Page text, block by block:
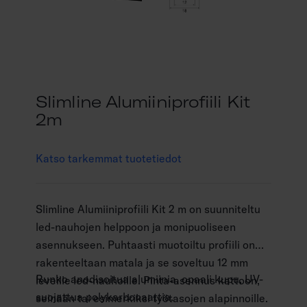
Slimline Alumiiniprofiili Kit
2m
Katso tarkemmat tuotetiedot
Slimline Alumiiniprofiili Kit 2 m on suunniteltu
led-nauhojen helppoon ja monipuoliseen
asennukseen. Puhtaasti muotoiltu profiili on
rakenteeltaan matala ja se soveltuu 12 mm
leveille led-nauhoille. Pinta-asennus kattoon,
seinään tai esimerkiksi työtasojen alapinnoille.
Runko anodisoitua alumiinia, opaali kupu, UV-
suojattua polykarbonaattia.